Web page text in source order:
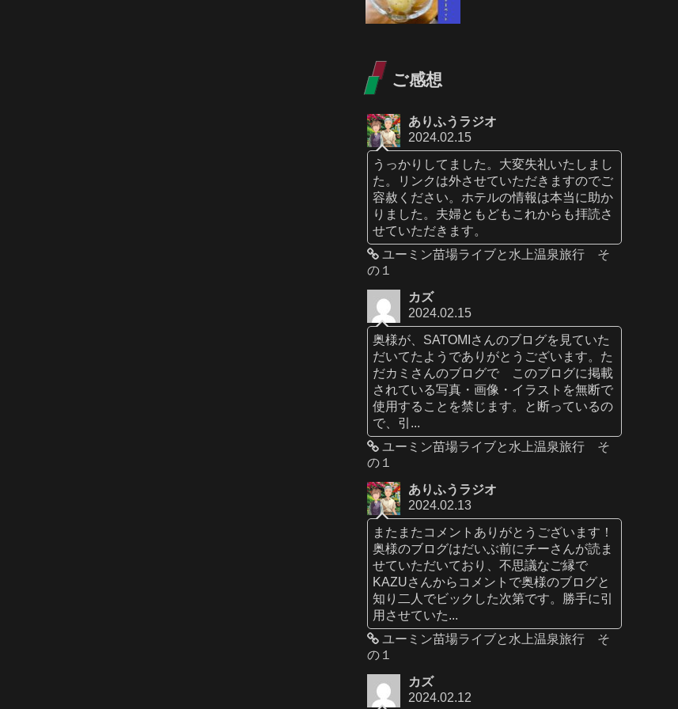
ご感想
ありふうラジオ
2024.02.15
うっかりしてました。大変失礼いたしまし
た。リンクは外させていただきますのでご
容赦ください。ホテルの情報は本当に助か
りました。夫婦ともどもこれからも拝読さ
せていただきます。
ユーミン苗場ライブと水上温泉旅行 そ
の１
カズ
2024.02.15
奥様が、SATOMIさんのブログを見ていた
だいてたようでありがとうございます。た
だカミさんのブログで このブログに掲載
されている写真・画像・イラストを無断で
使用することを禁じます。と断っているの
で、引...
ユーミン苗場ライブと水上温泉旅行 そ
の１
ありふうラジオ
2024.02.13
またまたコメントありがとうございます！
奥様のブログはだいぶ前にチーさんが読ま
せていただいており、不思議なご縁で
KAZUさんからコメントで奥様のブログと
知り二人でビックした次第です。勝手に引
用させていた...
ユーミン苗場ライブと水上温泉旅行 そ
の１
カズ
2024.02.12